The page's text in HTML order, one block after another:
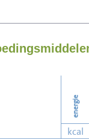
energie
kcal